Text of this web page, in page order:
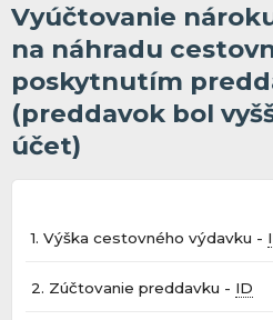
Vyúčtovanie
na náhradu
poskytnutím
(preddavok bol
účet)
1. Výška cestovného výdavku -
2. Zúčtovanie preddavku - ID